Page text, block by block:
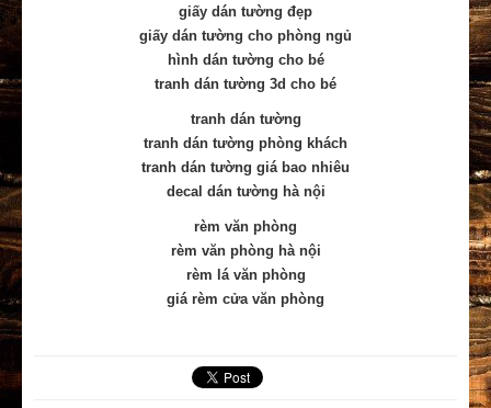
giấy dán tường đẹp
giấy dán tường cho phòng ngủ
hình dán tường cho bé
tranh dán tường 3d cho bé
tranh dán tường
tranh dán tường phòng khách
tranh dán tường giá bao nhiêu
decal dán tường hà nội
rèm văn phòng
rèm văn phòng hà nội
rèm lá văn phòng
giá rèm cửa văn phòng